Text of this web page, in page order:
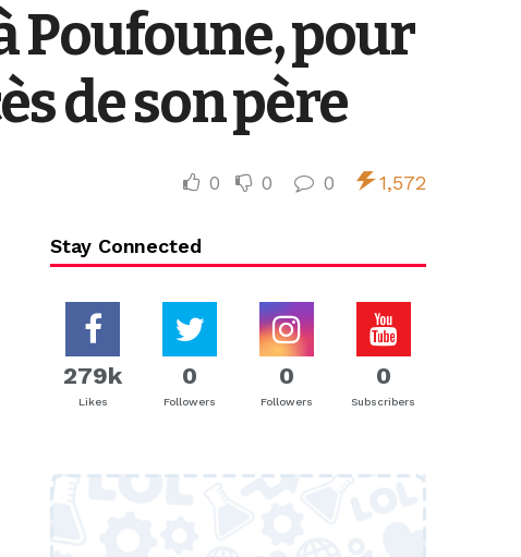
Poufoune, pour
de son père
0 0 0 1,572
Stay Connected
279k
Likes
0
Followers
0
Followers
0
Subscribers